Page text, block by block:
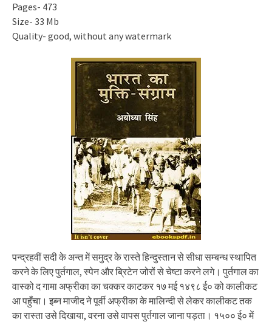
Pages- 473
Size- 33 Mb
Quality- good, without any watermark
पन्द्रहवीं सदी के अन्त में समुद्र के रास्ते हिन्दुस्तान से सीधा सम्बन्ध स्थापित
करने के लिए पुर्तगाल, स्पेन और ब्रिटेन जोरों से चेष्टा करने लगे। पुर्तगाल का
वास्को द गामा अफ्रीका का चक्कर काटकर १७ मई १४९८ ई० को कालीकट
आ पहुँचा। इब्न माजीद ने पूर्वी अफ्रीका के मालिन्दी से लेकर कालीकट तक
का रास्ता उसे दिखाया, वरना उसे वापस पुर्तगाल जाना पड़ता। १५०० ई० में